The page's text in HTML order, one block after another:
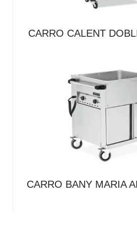
CARRO CALENT
CARRO BANY MARIA